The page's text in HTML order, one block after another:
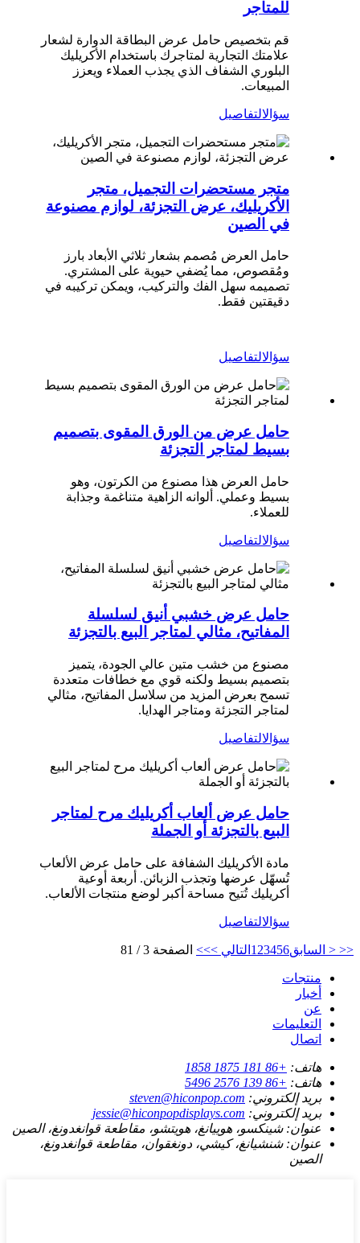
للمتاجر
قم بتخصيص حامل عرض البطاقة الدوارة لشعار
علامتك التجارية لمتاجرك باستخدام الأكريليك
البلوري الشفاف الذي يجذب العملاء ويعزز
المبيعات.
سؤالالتفاصيل
متجر مستحضرات التجميل، متجر
الأكريليك، عرض التجزئة، لوازم مصنوعة
في الصين
حامل العرض مُصمم بشعار ثلاثي الأبعاد بارز
ومُقصوص، مما يُضفي حيوية على المشتري.
تصميمه سهل الفك والتركيب، ويمكن تركيبه في
دقيقتين فقط.
سؤالالتفاصيل
حامل عرض من الورق المقوى بتصميم
بسيط لمتاجر التجزئة
حامل العرض هذا مصنوع من الكرتون، وهو
بسيط وعملي. ألوانه الزاهية متناغمة وجذابة
للعملاء.
سؤالالتفاصيل
حامل عرض خشبي أنيق لسلسلة
المفاتيح، مثالي لمتاجر البيع بالتجزئة
مصنوع من خشب متين عالي الجودة، يتميز
بتصميم بسيط ولكنه قوي مع خطافات متعددة
تسمح بعرض المزيد من سلاسل المفاتيح، مثالي
لمتاجر التجزئة ومتاجر الهدايا.
سؤالالتفاصيل
حامل عرض ألعاب أكريليك مرح لمتاجر
البيع بالتجزئة أو الجملة
مادة الأكريليك الشفافة على حامل عرض الألعاب
تُسهّل عرضها وتجذب الزبائن. أربعة أوعية
أكريليك تُتيح مساحة أكبر لوضع منتجات الألعاب.
سؤالالتفاصيل
<< < السابق 1 23456 التالي >>> الصفحة 3 / 81
منتجات
أخبار
عن
التعليمات
اتصال
هاتف: +86 181 1875 1858
هاتف: +86 139 2576 5496
بريد إلكتروني: steven@hiconpop.com
بريد إلكتروني: jessie@hiconpopdisplays.com
عنوان: شينكسو، هوييانغ، هويتشو، مقاطعة قوانغدونغ، الصين
عنوان: شنشيانغ، كيشي، دونغقوان، مقاطعة قوانغدونغ،
الصين